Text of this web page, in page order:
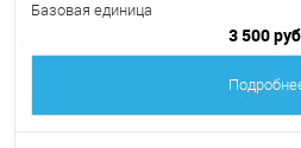
Базовая единица
3 500